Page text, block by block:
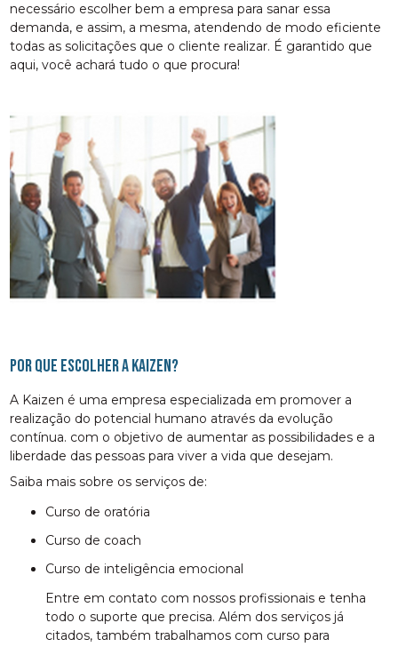
necessário escolher bem a empresa para sanar essa
demanda, e assim, a mesma, atendendo de modo eficiente
todas as solicitações que o cliente realizar. É garantido que
aqui, você achará tudo o que procura!
Por que escolher a Kaizen?
A Kaizen é uma empresa especializada em promover a
realização do potencial humano através da evolução
contínua. com o objetivo de aumentar as possibilidades e a
liberdade das pessoas para viver a vida que desejam.
Saiba mais sobre os serviços de:
curso de oratória
curso de coach
curso de inteligência emocional
Entre em contato com nossos profissionais e tenha
todo o suporte que precisa. Além dos serviços já
citados, também trabalhamos com curso para